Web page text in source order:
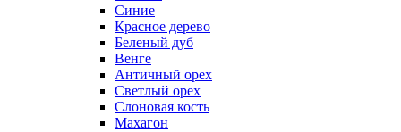
Синие
Красное дерево
Беленый дуб
Венге
Античный орех
Светлый орех
Слоновая кость
Махагон